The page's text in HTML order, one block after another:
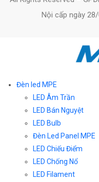
Nội cấp ngày
Đèn led MPE
LED Âm Trần
LED Bán Nguyệt
LED Bulb
Đèn Led Panel MPE
LED Chiếu Điểm
LED Chống Nổ
LED Filament